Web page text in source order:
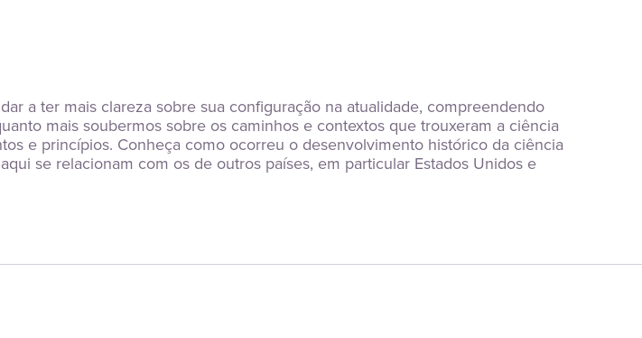
a ter mais clareza sobre sua configuração na atualidade, compreendendo
mais soubermos sobre os caminhos e contextos que trouxeram a ciência
e princípios. Conheça como ocorreu o desenvolvimento histórico da ciência
se relacionam com os de outros países, em particular Estados Unidos e